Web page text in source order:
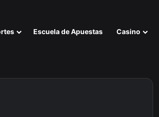
Escuela de Apuestas Casino